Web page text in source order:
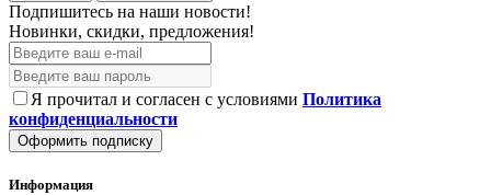
Подпишитесь на наши новости!
Новинки, скидки, предложения!
Я прочитал и согласен с условиями Политика
конфиденциальности
Оформить подписку
Информация